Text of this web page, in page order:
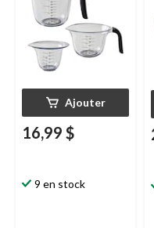
Ajouter
16,99 $
9 en stock